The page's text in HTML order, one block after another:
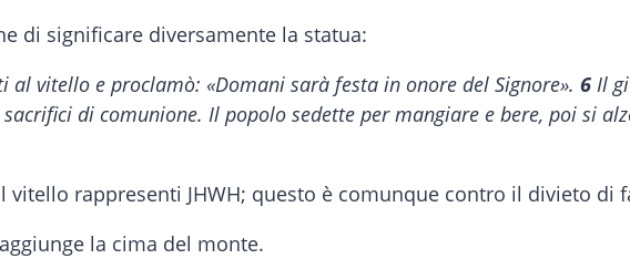
di significare diversamente la statua:
al vitello e proclamò: «Domani sarà festa in onore del Signore». 6 Il
di comunione. Il popolo sedette per mangiare e bere, poi si
vitello rappresenti JHWH; questo è comunque contro il divieto di
la cima del monte.